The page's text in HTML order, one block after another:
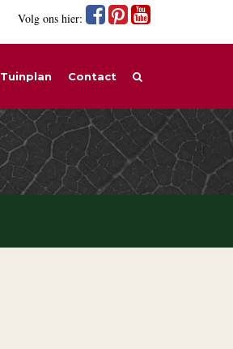
Volg ons hier:
Tuinplan Contact